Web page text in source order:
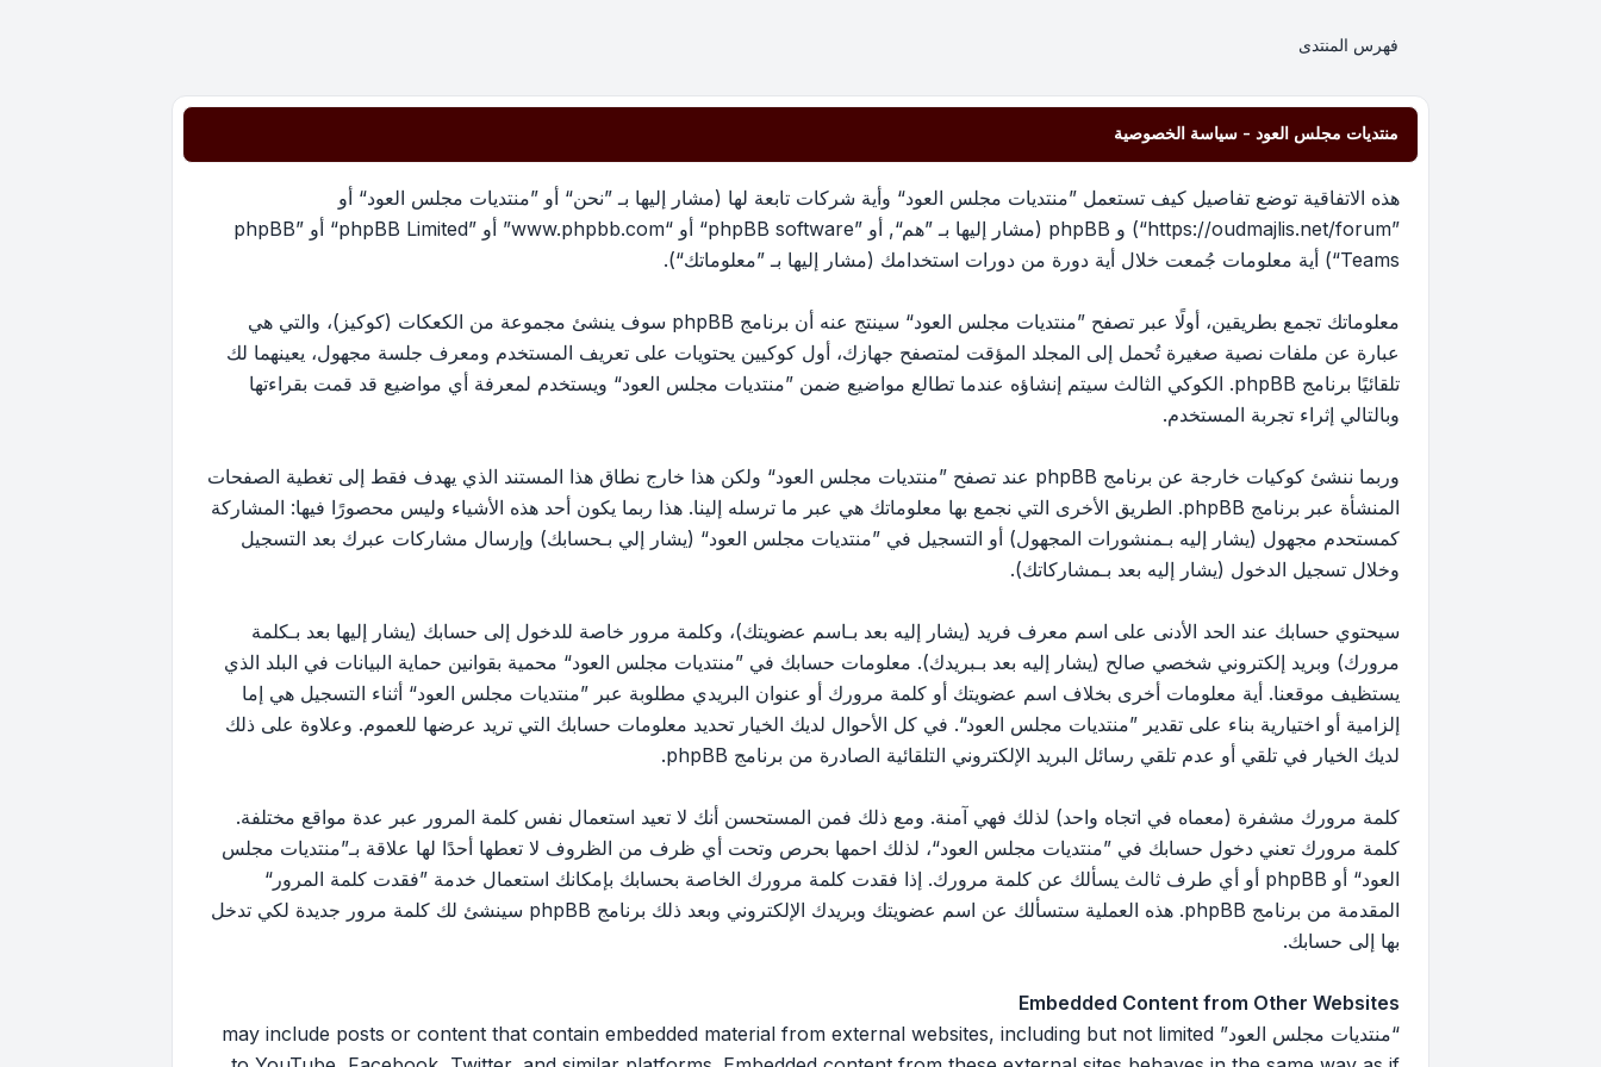
فهرس المنتدى
منتديات مجلس العود - سياسة الخصوصية
هذه الاتفاقية توضع تفاصيل كيف تستعمل ”منتديات مجلس العود“ وأية شركات تابعة لها (مشار إليها بـ ”نحن“ أو ”منتديات مجلس العود“ أو
”https://oudmajlis.net/forum“) و phpBB (مشار إليها بـ ”هم“, أو ”phpBB software“ أو “www.phpbb.com” أو ”phpBB Limited“ أو ”phpBB
Teams“) أية معلومات جُمعت خلال أية دورة من دورات استخدامك (مشار إليها بـ ”معلوماتك“).
معلوماتك تجمع بطريقين، أولًا عبر تصفح ”منتديات مجلس العود“ سينتج عنه أن برنامج phpBB سوف ينشئ مجموعة من الكعكات (كوكيز)، والتي هي
عبارة عن ملفات نصية صغيرة تُحمل إلى المجلد المؤقت لمتصفح جهازك، أول كوكيين يحتويات على تعريف المستخدم ومعرف جلسة مجهول، يعينهما لك
تلقائيًا برنامج phpBB. الكوكي الثالث سيتم إنشاؤه عندما تطالع مواضيع ضمن ”منتديات مجلس العود“ ويستخدم لمعرفة أي مواضيع قد قمت بقراءتها
وبالتالي إثراء تجربة المستخدم.
وربما ننشئ كوكيات خارجة عن برنامج phpBB عند تصفح ”منتديات مجلس العود“ ولكن هذا خارج نطاق هذا المستند الذي يهدف فقط إلى تغطية الصفحات
المنشأة عبر برنامج phpBB. الطريق الأخرى التي نجمع بها معلوماتك هي عبر ما ترسله إلينا. هذا ربما يكون أحد هذه الأشياء وليس محصورًا فيها: المشاركة
كمستحدم مجهول (يشار إليه بـمنشورات المجهول) أو التسجيل في ”منتديات مجلس العود“ (يشار إلي بـحسابك) وإرسال مشاركات عبرك بعد التسجيل
وخلال تسجيل الدخول (يشار إليه بعد بـمشاركاتك).
سيحتوي حسابك عند الحد الأدنى على اسم معرف فريد (يشار إليه بعد بـاسم عضويتك)، وكلمة مرور خاصة للدخول إلى حسابك (يشار إليها بعد بـكلمة
مرورك) وبريد إلكتروني شخصي صالح (يشار إليه بعد بـبريدك). معلومات حسابك في ”منتديات مجلس العود“ محمية بقوانين حماية البيانات في البلد الذي
يستظيف موقعنا. أية معلومات أخرى بخلاف اسم عضويتك أو كلمة مرورك أو عنوان البريدي مطلوبة عبر ”منتديات مجلس العود“ أثناء التسجيل هي إما
إلزامية أو اختيارية بناء على تقدير ”منتديات مجلس العود“. في كل الأحوال لديك الخيار تحديد معلومات حسابك التي تريد عرضها للعموم. وعلاوة على ذلك
لديك الخيار في تلقي أو عدم تلقي رسائل البريد الإلكتروني التلقائية الصادرة من برنامج phpBB.
كلمة مرورك مشفرة (معماه في اتجاه واحد) لذلك فهي آمنة. ومع ذلك فمن المستحسن أنك لا تعيد استعمال نفس كلمة المرور عبر عدة مواقع مختلفة.
كلمة مرورك تعني دخول حسابك في ”منتديات مجلس العود“، لذلك احمها بحرص وتحت أي ظرف من الظروف لا تعطها أحدًا لها علاقة بـ”منتديات مجلس
العود“ أو phpBB أو أي طرف ثالث يسألك عن كلمة مرورك. إذا فقدت كلمة مرورك الخاصة بحسابك بإمكانك استعمال خدمة ”فقدت كلمة المرور“
المقدمة من برنامج phpBB. هذه العملية ستسألك عن اسم عضويتك وبريدك الإلكتروني وبعد ذلك برنامج phpBB سينشئ لك كلمة مرور جديدة لكي تدخل
بها إلى حسابك.
Embedded Content from Other Websites
“منتديات مجلس العود” may include posts or content that contain embedded material from external websites, including but not limited